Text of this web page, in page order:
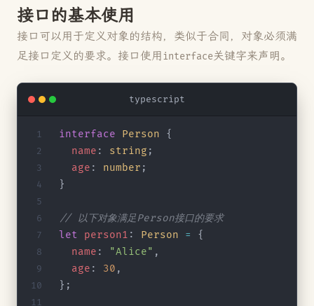
接口的基本使用
接口可以用于定义对象的结构，类似于合同，对象必须满
足接口定义的要求。接口使用interface关键字来声明。
typescript
interface Person {
  name
: string ;
  age
: number ;
}
// 以下对象满足Person接口的要求
let person1 : Person =
{
  name
: "Alice" ,
  age
: 30 ,
};